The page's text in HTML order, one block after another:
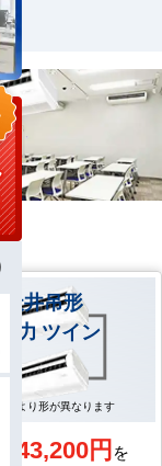
より形が異なります
天井吊形
力 ツイン
343,200円を